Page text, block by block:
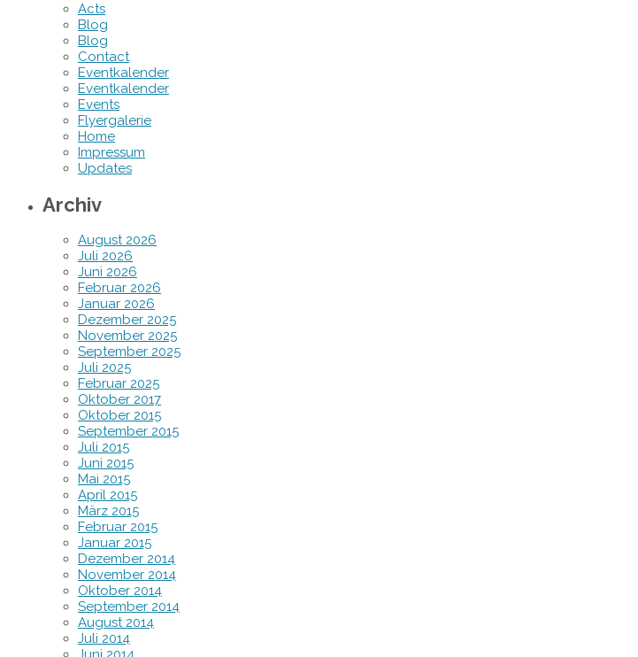
Acts
Blog
Blog
Contact
Eventkalender
Eventkalender
Events
Flyergalerie
Home
Impressum
Updates
Archiv
August 2026
Juli 2026
Juni 2026
Februar 2026
Januar 2026
Dezember 2025
November 2025
September 2025
Juli 2025
Februar 2025
Oktober 2017
Oktober 2015
September 2015
Juli 2015
Juni 2015
Mai 2015
April 2015
März 2015
Februar 2015
Januar 2015
Dezember 2014
November 2014
Oktober 2014
September 2014
August 2014
Juli 2014